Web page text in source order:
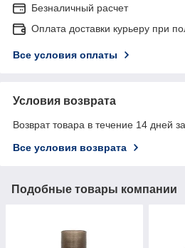
Безналичный расчет
Оплата доставки курьеру при
Все условия оплаты
Условия возврата
Возврат товара в течение 14 дней
Все условия возврата
Подобные товары компании